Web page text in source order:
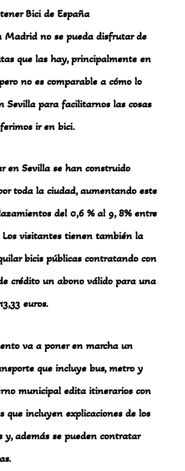
Bici de España
Madrid no se pueda disfrutar de
que las hay, principalmente en
no es comparable a cómo lo
Sevilla para facilitarnos las cosas
ir en bici.
en Sevilla se han construido
toda la ciudad, aumentando este
del 0,6 % al 9, 8% entre
Los visitantes tienen también la
bicis públicas contratando con
crédito un abono válido para una
euros.
va a poner en marcha un
que incluye bus, metro y
municipal edita itinerarios con
que incluyen explicaciones de los
y, además se pueden contratar